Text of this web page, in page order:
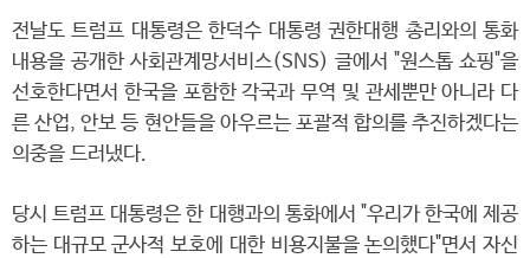
전날도 트럼프 대통령은 한덕수 대통령 권한대행 총리와의 통화
내용을 공개한 사회관계망서비스(SNS) 글에서 "원스톱 쇼핑"을
선호한다면서 한국을 포함한 각국과 무역 및 관세뿐만 아니라 다
른 산업, 안보 등 현안들을 아우르는 포괄적 합의를 추진하겠다는
의중을 드러냈다.
당시 트럼프 대통령은 한 대행과의 통화에서 "우리가 한국에 제공
하는 대규모 군사적 보호에 대한 비용지불을 논의했다"면서 자신